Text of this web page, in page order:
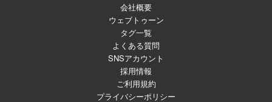
会社概要
ウェブトゥーン
タグ一覧
よくある質問
SNSアカウント
採用情報
ご利用規約
プライバシーポリシー